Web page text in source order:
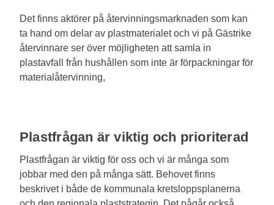
Det finns aktörer på återvinningsmarknaden som kan
ta hand om delar av plastmaterialet och vi på Gästrike
återvinnare ser över möjligheten att samla in
plastavfall från hushållen som inte är förpackningar för
materialåtervinning,
Plastfrågan är viktig och prioriterad
Plastfrågan är viktig för oss och vi är många som
jobbar med den på många sätt. Behovet finns
beskrivet i både de kommunala kretsloppsplanerna